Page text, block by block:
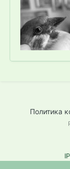
Политика